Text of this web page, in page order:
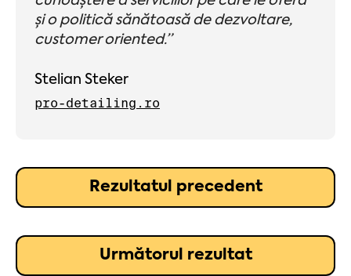
și o politică sănătoasă de dezvoltare,
customer oriented.”
Stelian Steker
pro-detailing.ro
Rezultatul precedent
Următorul rezultat